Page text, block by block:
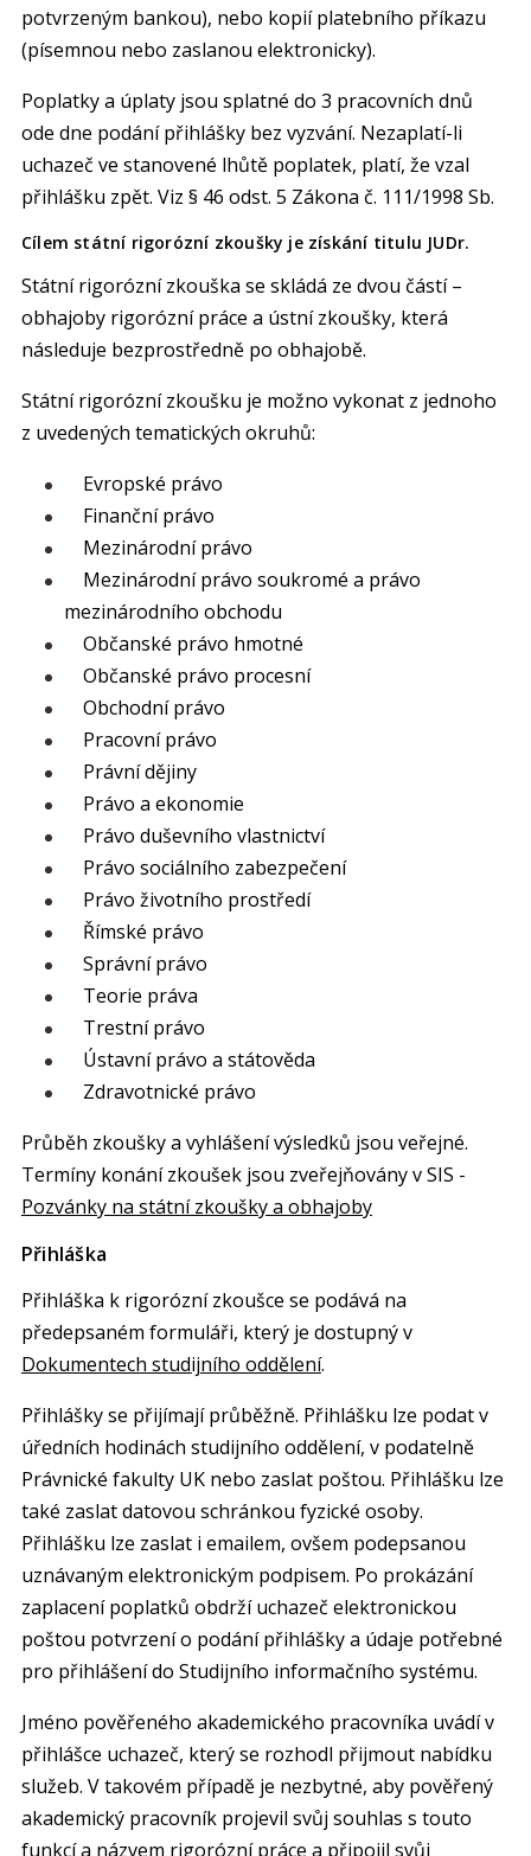
potvrzeným bankou), nebo kopií platebního příkazu
(písemnou nebo zaslanou elektronicky).
Poplatky a úplaty jsou splatné do 3 pracovních dnů
ode dne podání přihlášky bez vyzvání. Nezaplatí-li
uchazeč ve stanovené lhůtě poplatek, platí, že vzal
přihlášku zpět. Viz § 46 odst. 5 Zákona č. 111/1998 Sb.
Cílem státní rigorózní zkoušky je získání titulu JUDr.
Státní rigorózní zkouška se skládá ze dvou částí –
obhajoby rigorózní práce a ústní zkoušky, která
následuje bezprostředně po obhajobě.
Státní rigorózní zkoušku je možno vykonat z jednoho
z uvedených tematických okruhů:
Evropské právo
Finanční právo
Mezinárodní právo
Mezinárodní právo soukromé a právo
mezinárodního obchodu
Občanské právo hmotné
Občanské právo procesní
Obchodní právo
Pracovní právo
Právní dějiny
Právo a ekonomie
Právo duševního vlastnictví
Právo sociálního zabezpečení
Právo životního prostředí
Římské právo
Správní právo
Teorie práva
Trestní právo
Ústavní právo a státověda
Zdravotnické právo
Průběh zkoušky a vyhlášení výsledků jsou veřejné.
Termíny konání zkoušek jsou zveřejňovány v SIS -
Pozvánky na státní zkoušky a obhajoby
Přihláška
Přihláška k rigorózní zkoušce se podává na
předepsaném formuláři, který je dostupný v
Dokumentech studijního oddělení.
Přihlášky se přijímají průběžně. Přihlášku lze podat v
úředních hodinách studijního oddělení, v podatelně
Právnické fakulty UK nebo zaslat poštou. Přihlášku lze
také zaslat datovou schránkou fyzické osoby.
Přihlášku lze zaslat i emailem, ovšem podepsanou
uznávaným elektronickým podpisem. Po prokázání
zaplacení poplatků obdrží uchazeč elektronickou
poštou potvrzení o podání přihlášky a údaje potřebné
pro přihlášení do Studijního informačního systému.
Jméno pověřeného akademického pracovníka uvádí v
přihlášce uchazeč, který se rozhodl přijmout nabídku
služeb. V takovém případě je nezbytné, aby pověřený
akademický pracovník projevil svůj souhlas s touto
funkcí a názvem rigorózní práce a připojil svůj